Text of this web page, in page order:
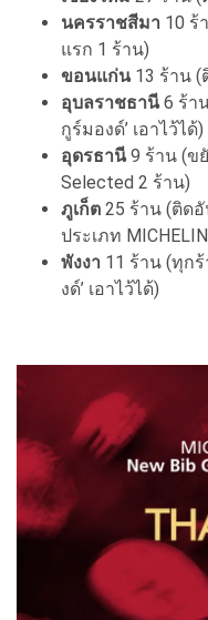
นครราชสีมา 10 ร้
แรก 1 ร้าน)
ขอนแก่น13 ร้าน (
อุบลราชธานี6 ร้า
กูร์มองด์’ เอาไว้ได้)
อุดรธานี9 ร้าน (ข
Selected 2 ร้าน)
ภูเก็ต 25 ร้าน (ติด
ประเภท
พังงา 11 ร้าน (ทุก
งด์’ เอาไว้ได้)